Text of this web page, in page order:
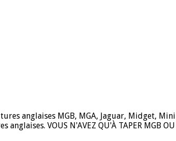
anglaises MGB, MGA, Jaguar, Midget,
VOUS N'AVEZ QU'À TAPER MGB OU